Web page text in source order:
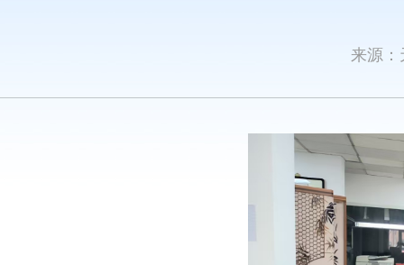
来源